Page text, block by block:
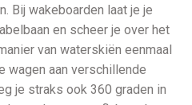
Bij wakeboarden laat je je
en scheer je over het
van waterskiën eenmaal
wagen aan verschillende
je straks ook 360 graden in